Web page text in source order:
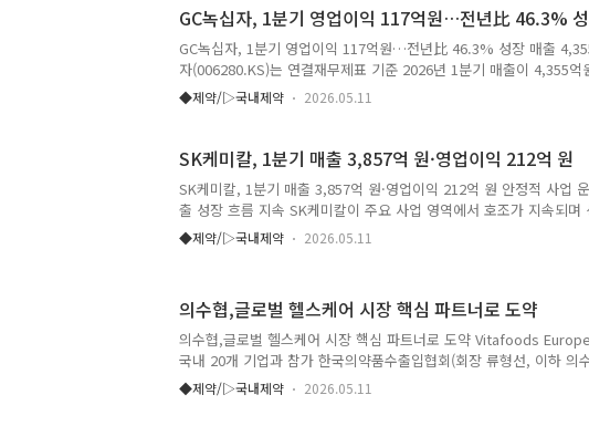
공격적으로 확보하기 위한 전략적 조치로 평가된다. 특히 ‘혁신성장-
래성장-성장지원’의 4대 부문 체계를 새롭게 구축하며, 기존 본부 중
사실상 해체하고 목표 중심의 통합형 조직으로 재편했다는 점이 핵
약품은 지난 ..
GC녹십자, 1분기 영업이익 117억원…전년比 46.3%
GC녹십자, 1분기 영업이익 117억원…전년比 46.3% 성장 매출
자(006280.KS)는 연결재무제표 기준 2026년 1분기 매출이 4,355
전년 동기 대비 13.5% 증가한 수치다. 같은 기간 영업이익은 117억
이익은 201억원을 기록했다. 이번 실적 개선은 ‘알리글로
이어질 것으로 전망하고 있다. 또한 지난 4월 발표된 미국 관세 정
◆제약/▷국내제약 2026.05.11
SK케미칼, 1분기 매출 3,857억 원·영업이익 212억 원
SK케미칼, 1분기 매출 3,857억 원·영업이익 212억 원 안정적 사업
출 성장 흐름 지속 SK케미칼이 주요 사업 영역에서 호조가 지속되며
이어갔다. SK케미칼(대표이사 사장 안재현)은 별도 재무제표 기준
매출액 3,857억 원, 영업이익 212억 원을 기록했다고 8일 공시했다.
출 증가가 이어지며 성장을 유지했다고 설명했다. 주요 사업 전반에서
정적인 수요가 이어진 데 따른 결과다. SK케미칼 관계자는 “대외 환경
컸던 1분기에도 원료 조달과 생산, 판매 전반이 비교적 안정..
◆제약/▷국내제약 2026.05.11
의수협,글로벌 헬스케어 시장 핵심 파트너로 도약
의수협,글로벌 헬스케어 시장 핵심 파트너로 도약 Vitafoods
국내 20개 기업과 참가 한국의약품수출입협회(회장 류형선, 이하 의
5일부터 7일까지 스페인 바르셀로나에서 열린 ‘Vitafoods Europe
에 KOTRA와 공동으로 한국관을 구성하고, 국내 20개 기업과 함께 참
◆제약/▷국내제약 2026.05.11